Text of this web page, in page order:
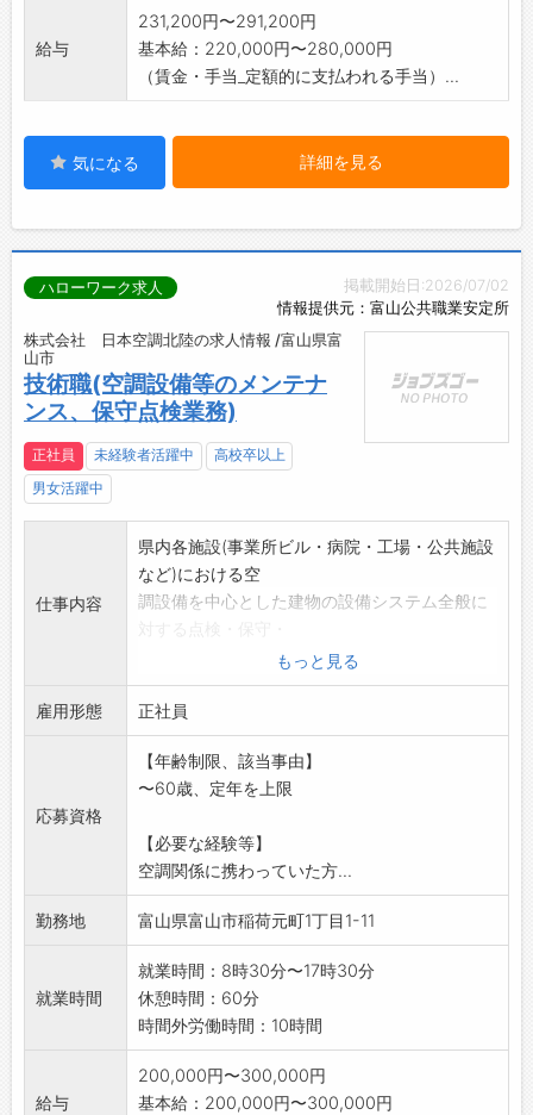
給与
231,200円〜291,200円
基本給：220,000円〜280,000円
（賃金・手当_定額的に支払われる手当）...
気になる 詳細を見る
掲載開始日:2026/07/02
情報提供元：富山公共職業安定所
ハローワーク求人
株式会社 日本空調北陸の求人情報 /富山県富
山市
技術職(空調設備等のメンテナ
ンス、保守点検業務)
正社員 未経験者活躍中
高校卒以上
男女活躍中
仕事内容
県内各施設(事業所ビル・病院・工場・公共施設
など)における空
調設備を中心とした建物の設備システム全般に
修理・工事を行っていただきます。
*最初は先輩社員とペアになり仕事を覚えていた
だきます。
【変更の範囲:変更なし】
もっと見る
雇用形態 正社員
応募資格
【年齢制限、該当事由】
〜60歳、定年を上限
【必要な経験等】
空調関係に携わっていた方...
勤務地 富山県富山市稲荷元町1丁目1-11
就業時間
就業時間：8時30分〜17時30分
休憩時間：60分
時間外労働時間：10時間
給与
200,000円〜300,000円
基本給：200,000円〜300,000円